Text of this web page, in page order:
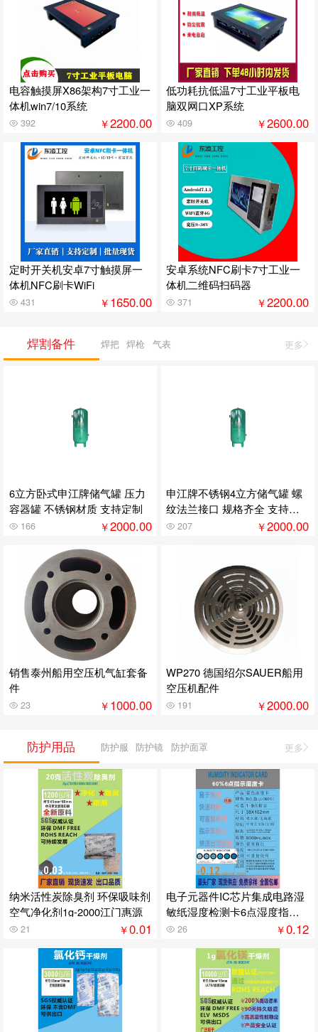
电容触摸屏X86架构7寸工业一
体机win7/10系统
392 ￥2200.00
低功耗抗低温7寸工业平板电
脑双网口XP系统
409 ￥2600.00
定时开关机安卓7寸触摸屏一
体机NFC刷卡WiFi
431 ￥1650.00
安卓系统NFC刷卡7寸工业一
体机二维码扫码器
371 ￥2200.00
焊割备件 焊把 焊枪 气表 更多
6立方卧式申江牌储气罐 压力
容器罐 不锈钢材质 支持定制
166 ￥2000.00
申江牌不锈钢4立方储气罐 螺
纹法兰接口 规格齐全 支持定
制 207 ￥2000.00
销售泰州船用空压机气缸套备
件
23 ￥1000.00
WP270 德国绍尔SAUER船用
空压机配件
191 ￥2000.00
防护用品 防护服 防护镜 防护面罩 更多
纳米活性炭除臭剂 环保吸味剂
空气净化剂1g-2000江门惠源
21 ￥0.01
电子元器件IC芯片集成电路湿
敏纸湿度检测卡6点湿度指示
卡显示
26 ￥0.12